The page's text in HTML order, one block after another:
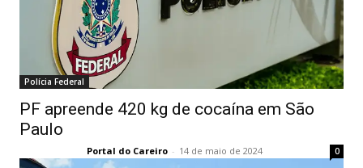
Polícia Federal
PF apreende 420 kg de cocaína em São
Paulo
Portal do Careiro - 14 de maio de 2024 0